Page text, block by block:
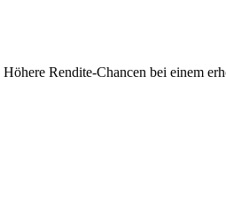
Höhere Rendite-Chancen bei einem